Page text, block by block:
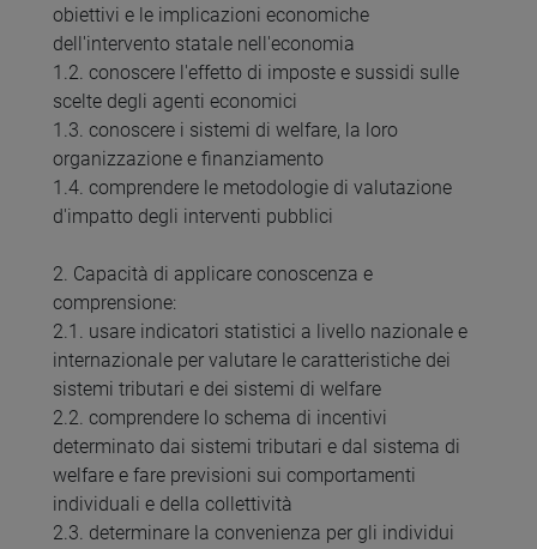
obiettivi e le implicazioni economiche
dell'intervento statale nell'economia
1.2. conoscere l'effetto di imposte e sussidi sulle
scelte degli agenti economici
1.3. conoscere i sistemi di welfare, la loro
organizzazione e finanziamento
1.4. comprendere le metodologie di valutazione
d'impatto degli interventi pubblici
2. Capacità di applicare conoscenza e
comprensione:
2.1. usare indicatori statistici a livello nazionale e
internazionale per valutare le caratteristiche dei
sistemi tributari e dei sistemi di welfare
2.2. comprendere lo schema di incentivi
determinato dai sistemi tributari e dal sistema di
welfare e fare previsioni sui comportamenti
individuali e della collettività
2.3. determinare la convenienza per gli individui